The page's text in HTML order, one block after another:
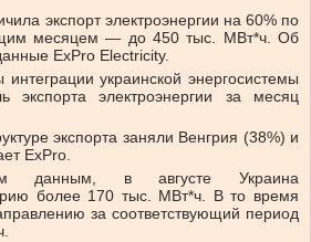
экспорт электроэнергии на 60% по
месяцем — до 450 тыс. МВт*ч. Об
ExPro Electricity.
интеграции украинской энергосистемы
экспорта электроэнергии за месяц
экспорта заняли Венгрия (38%) и
ExPro.
данным, в августе Украина
более 170 тыс. МВт*ч. В то время
за соответствующий период
.